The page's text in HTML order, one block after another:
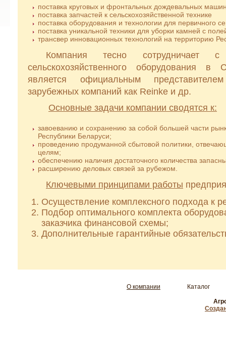
поставка круговых и фронтальных дождевальных
поставка запчастей к сельскохозяйственной технике
поставка оборудования и технологии для первичного
поставка уникальной техники для уборки камней с
трансвер инновационных технологий на территорию
Компания тесно сотрудничает с
сельскохозяйственного оборудования
является официальным
зарубежных компаний как Reinke и др.
Основные задачи компании сводятся к:
завоеванию и сохранению за собой большей части
Республики Беларуси;
проведению продуманной сбытовой политики,
целям;
обеспечению наличия достаточного количества
расширению деловых связей за рубежом.
Ключевыми принципами работы
Осуществление комплексного подхода к
Подбор оптимального комплекта
заказчика финансовой схемы;
Дополнительные гарантийные
О компании Каталог